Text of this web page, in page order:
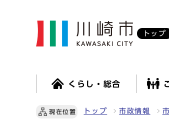
トップ
くらし・総合
現在位置 トップ 市政情報